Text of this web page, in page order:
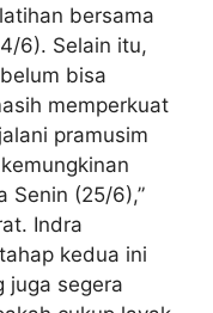
bersama
6). Selain itu,
bisa
memperkuat
pramusim
Senin (25/6),”
Indra
kedua ini
juga segera